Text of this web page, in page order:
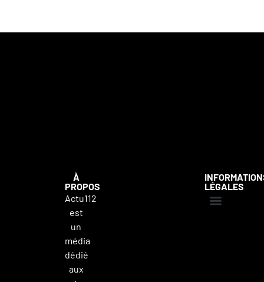
À
PROPOS
Actu112
est
un
média
dédié
aux
LÉGALES